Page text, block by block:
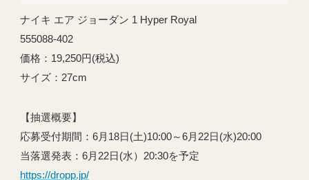
ナイキ エア ジョーダン 1 Hyper Royal
555088-402
価格：19,250円(税込)
サイズ：27cm
【抽選概要】
応募受付期間：6月18日(土)10:00～6月22日(水)20:00
当落選発表：6月22日(水）20:30を予定
https://dropp.jp/